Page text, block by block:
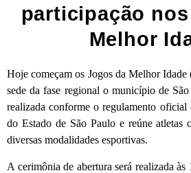
participação
Melhor
Hoje começam os Jogos da Melhor
sede da fase regional o município de
realizada conforme o regulamento oficial
do Estado de São Paulo e reúne atletas
diversas modalidades esportivas.
A cerimônia de abertura será realizada